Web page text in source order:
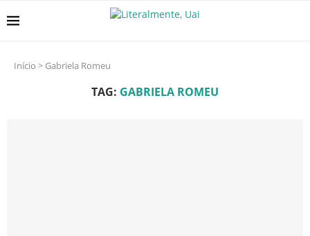
Início > Gabriela Romeu
TAG: GABRIELA ROMEU